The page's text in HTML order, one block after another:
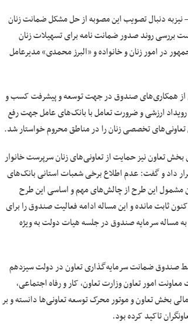
نیزبه دنبال تصویب این مصوبه از حل مشکل ضمانت زنان
بررسی روند صدور ضمانت نامه برای تسهیلات زنان
در امور زنان و خانواده و «البرز محمدی» مدیرعامل
از همکاری‌های صندوق در جهت توسعه و پیشرفت کسب و
ارزشی و ضرورت تعامل با بانک‌های عامل جهت رفع
تخصصی زنان را در مناطق محروم خواستار شد.
تعاون نیز حمایت از تعاونی‌های زنان سرپرست خانوار
داد و گفت: عدم اطلاع برخی شعبات استانی بانک‌های
مشمول این طرح از چالش‌های مهم و اساسی این طرح
ثابت مانده و این مساله ادامه فعالیت صندوق را برای
مساله سرمایه صندوق در جلسه هیات دولت به ویژه
توسط صندوق‌ ضمانت سرمایه‌گذاری تعاون در دولت سیزدهم
امور تعاون وزارت تعاون، کار و رفاه اجتماعی،
بخش تعاون و موتور محرک توسعه تعاونی‌ها دانسته و بر
تاکید کرده بود.